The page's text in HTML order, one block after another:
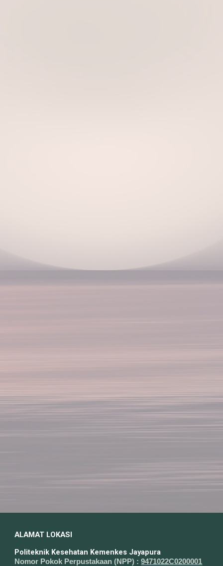
ALAMAT LOKASI
Politeknik Kesehatan Kemenkes Jayapura
Nomor Pokok Perpustakaan (NPP) :9471022C0200001